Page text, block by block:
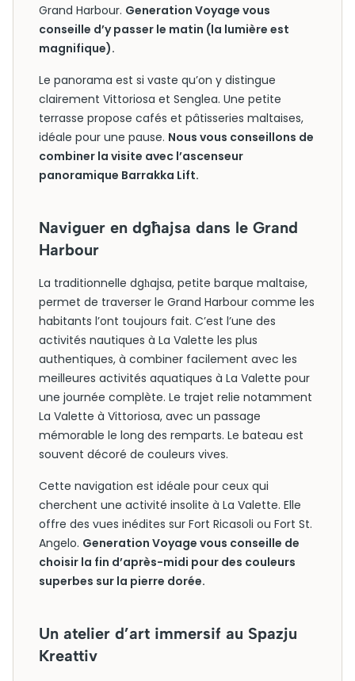
Grand Harbour. Generation Voyage vous
conseille d’y passer le matin (la lumière est
magnifique).
Le panorama est si vaste qu’on y distingue
clairement Vittoriosa et Senglea. Une petite
terrasse propose cafés et pâtisseries maltaises,
idéale pour une pause. Nous vous conseillons de
combiner la visite avec l’ascenseur
panoramique Barrakka Lift.
Naviguer en dgħajsa dans le Grand
Harbour
La traditionnelle dgħajsa, petite barque maltaise,
permet de traverser le Grand Harbour comme les
habitants l’ont toujours fait. C’est l’une des
activités nautiques à La Valette les plus
authentiques, à combiner facilement avec les
meilleures activités aquatiques à La Valette pour
une journée complète. Le trajet relie notamment
La Valette à Vittoriosa, avec un passage
mémorable le long des remparts. Le bateau est
souvent décoré de couleurs vives.
Cette navigation est idéale pour ceux qui
cherchent une activité insolite à La Valette. Elle
offre des vues inédites sur Fort Ricasoli ou Fort St.
Angelo. Generation Voyage vous conseille de
choisir la fin d’après-midi pour des couleurs
superbes sur la pierre dorée.
Un atelier d’art immersif au Spazju
Kreattiv